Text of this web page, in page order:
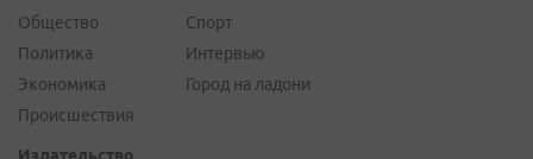
Общество
Политика
Экономика
Происшествия
Спорт
Интервью
Город на ладони